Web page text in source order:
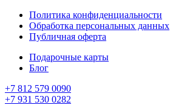
Политика конфиденциальности
Обработка персональных данных
Публичная оферта
Подарочные карты
Блог
+7 812 579 0090
+7 931 530 0282